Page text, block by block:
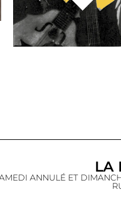
LA
ANNULÉ ET